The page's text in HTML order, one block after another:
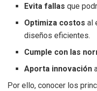
Evita fallas que
Optimiza costos al
diseños eficientes.
Cumple con las
Aporta innovación
Por ello, conocer los